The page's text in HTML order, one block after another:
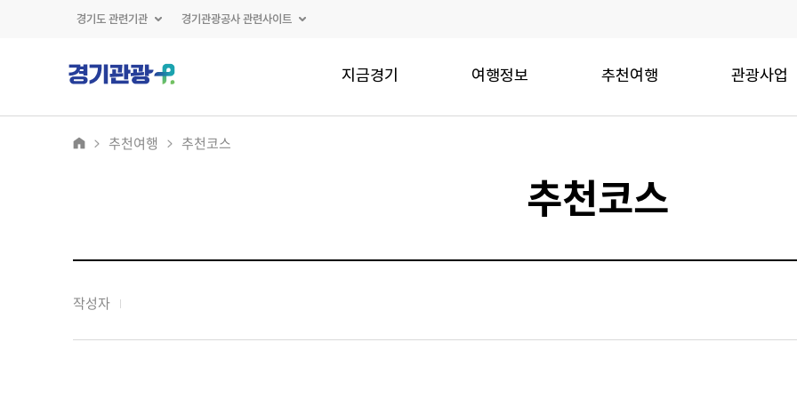
경기도 관련기관 경기관광공사 관련사이트
지금경기 여행정보 추천여행 관광사업
추천여행 추천코스
추천코스
작성자